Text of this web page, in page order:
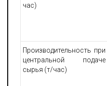
час)
Производительность при
центральной подаче
сырья (т/час)